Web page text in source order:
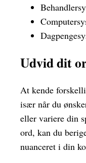
Udvid dit
At kende
især når du
eller variere din
ord, kan du
nuanceret i din